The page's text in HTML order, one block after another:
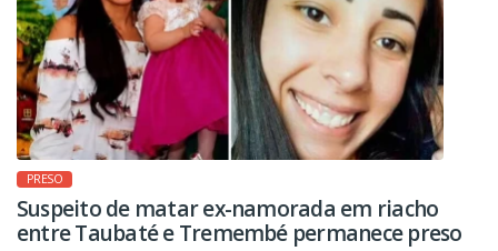
PRESO
Suspeito de matar ex-namorada em riacho
entre Taubaté e Tremembé permanece preso